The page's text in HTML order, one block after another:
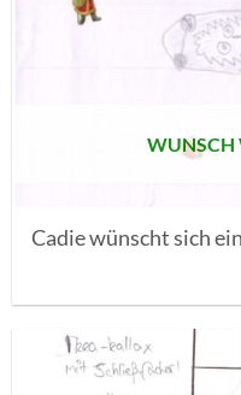
WUNSCH
Cadie wünscht sich